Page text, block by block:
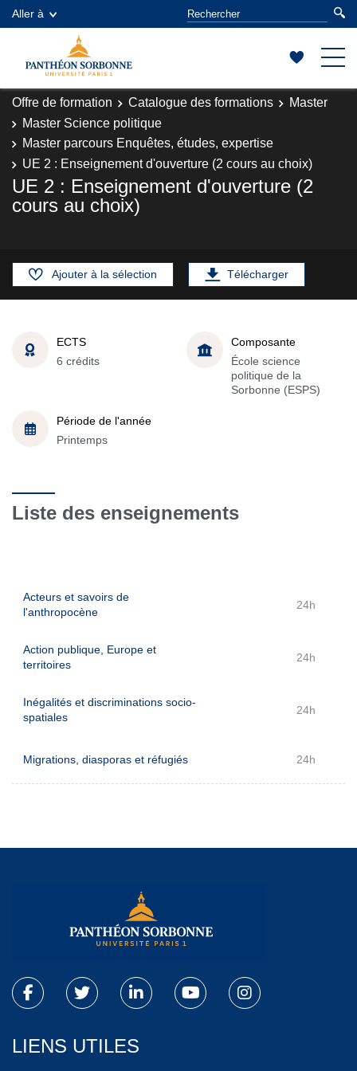
Aller à
Offre de formation Catalogue des formations
Master
Master Science politique
Master parcours Enquêtes, études, expertise
UE 2 : Enseignement d'ouverture (2 cours au choix)
UE 2 : Enseignement d'ouverture (2
cours au choix)
Ajouter à la sélection Télécharger
ECTS
6 crédits
Composante
École science
politique de la
Sorbonne (ESPS)
Période de l'année
Printemps
Liste des enseignements
Acteurs et savoirs de
l'anthropocène
24h
Action publique, Europe et
territoires
24h
Inégalités et discriminations socio-
spatiales
24h
Migrations, diasporas et réfugiés 24h
LIENS UTILES